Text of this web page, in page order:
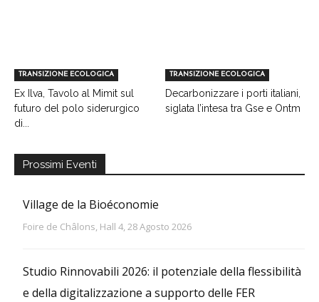
TRANSIZIONE ECOLOGICA
Ex Ilva, Tavolo al Mimit sul
futuro del polo siderurgico
di...
TRANSIZIONE ECOLOGICA
Decarbonizzare i porti italiani,
siglata l’intesa tra Gse e Ontm
Prossimi Eventi
Village de la Bioéconomie
Foire de Châlons, Hall 4, 28 Agosto 2026
Studio Rinnovabili 2026: il potenziale della flessibilità
e della digitalizzazione a supporto delle FER